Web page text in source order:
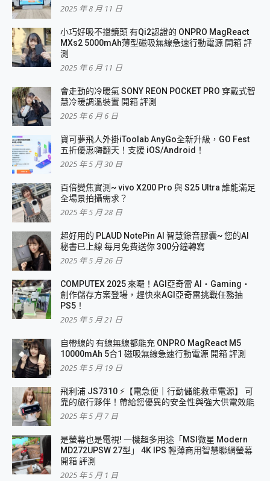
2025 年 8 月 11 日
小巧好吸不擋鏡頭 有Qi2認證的 ONPRO MagReact
MXs2 5000mAh薄型磁吸無線急速行動電源 開箱 評
測
2025 年 6 月 11 日
會走動的冷暖氣 SONY REON POCKET PRO 穿戴式智
慧冷暖調溫裝置 開箱 評測
2025 年 6 月 6 日
寶可夢飛人外掛iToolab AnyGo全新升級，GO Fest
五折優惠嗨翻天！支援 iOS/Android！
2025 年 5 月 30 日
百倍變焦實測~ vivo X200 Pro 與 S25 Ultra 誰能滿足
全場景拍攝需求？
2025 年 5 月 28 日
超好用的 PLAUD NotePin AI 智慧錄音膠囊~ 您的AI
秘書已上線 每月免費送你 300分鐘轉寫
2025 年 5 月 26 日
COMPUTEX 2025 來囉！AGI亞奇雷 AI・Gaming・
創作儲存方案登場，趕快來AGI亞奇雷挑戰任務抽
PS5！
2025 年 5 月 21 日
自帶線的 有線無線都能充 ONPRO MagReact M5
10000mAh 5合1 磁吸無線急速行動電源 開箱 評測
2025 年 5 月 19 日
飛利浦 JS7310 ⚡【電急便｜行動儲能救車電源】 可
靠的旅行夥伴！帶給您優異的安全性與強大供電效能
2025 年 5 月 7 日
是螢幕也是電視! 一機超多用途「MSI微星 Modern
MD272UPSW 27型」 4K IPS 輕薄商用智慧聯網螢幕
開箱 評測
2025 年 5 月 1 日